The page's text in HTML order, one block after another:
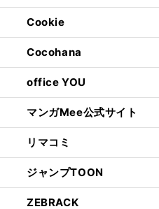
Cookie
Cocohana
office YOU
マンガMee公式サイト
リマコミ
ジャンプTOON
ZEBRACK